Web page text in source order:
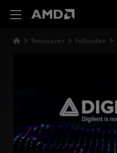
Ressourcen Fallstudien